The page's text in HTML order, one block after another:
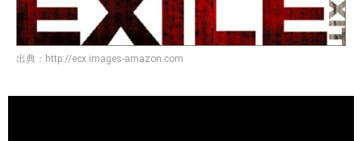
出典： http://ecx.images-amazon.com